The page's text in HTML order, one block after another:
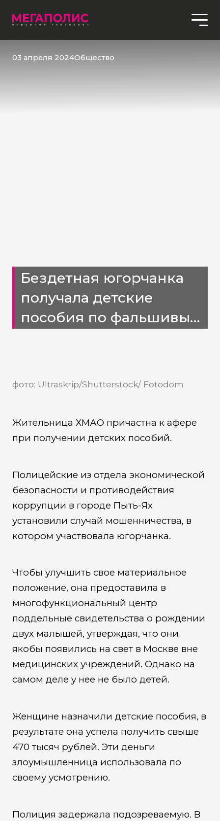
03 апреля 2024Общество
Бездетная югорчанка
получала детские
пособия по фальшивым
фото: Ultraskrip/Shutterstock/ Fotodom
Жительница ХМАО причастна к афере
при получении детских пособий.
Полицейские из отдела экономической
безопасности и противодействия
коррупции в городе Пыть-Ях
установили случай мошенничества, в
котором участвовала югорчанка.
Чтобы улучшить свое материальное
положение, она предоставила в
многофункциональный центр
поддельные свидетельства о рождении
двух малышей, утверждая, что они
якобы появились на свет в Москве вне
медицинских учреждений. Однако на
самом деле у нее не было детей.
Женщине назначили детские пособия, в
результате она успела получить свыше
470 тысяч рублей. Эти деньги
злоумышленница использовала по
своему усмотрению.
Полиция задержала подозреваемую. В